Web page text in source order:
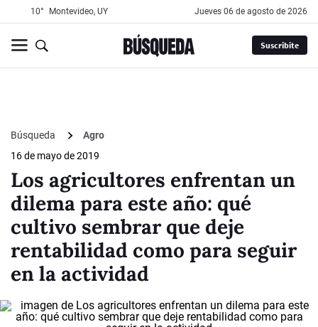
10° Montevideo, UY jueves 06 de agosto de 2026
Suscribite
Búsqueda
Agro
16 de mayo de 2019
Los agricultores enfrentan un
dilema para este año: qué
cultivo sembrar que deje
rentabilidad como para seguir
en la actividad